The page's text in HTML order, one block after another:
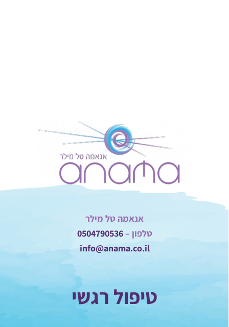
אנאמה טל מילר
טלפון –0504790536
info@anama.co.il
טיפול רגשי